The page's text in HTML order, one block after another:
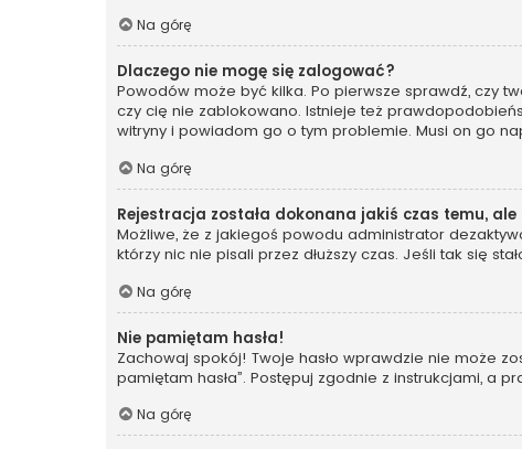
Na górę
Dlaczego nie mogę się zalogować?
Powodów może być kilka. Po pierwsze sprawdź, czy
czy cię nie zablokowano. Istnieje też
witryny i powiadom go o tym problemie. Musi on go
Na górę
Rejestracja została dokonana jakiś czas temu,
Możliwe, że z jakiegoś powodu administrator
którzy nic nie pisali przez dłuższy czas. Jeśli tak się
Na górę
Nie pamiętam hasła!
Zachowaj spokój! Twoje hasło wprawdzie nie może
pamiętam hasła”. Postępuj zgodnie z instrukcjami, a
Na górę